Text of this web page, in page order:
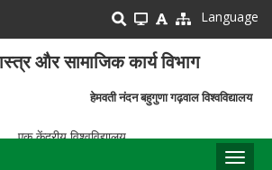
Language
और सामाजिक कार्य विभाग
नंदन बहुगुणा गढ़वाल विश्वविद्यालय
विश्वविद्यालय